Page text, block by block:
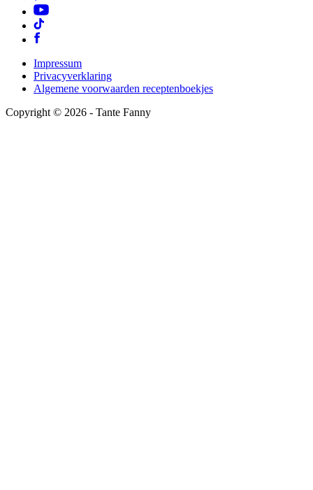
Impressum
Privacyverklaring
Algemene voorwaarden receptenboekjes
Copyright © 2026 - Tante Fanny